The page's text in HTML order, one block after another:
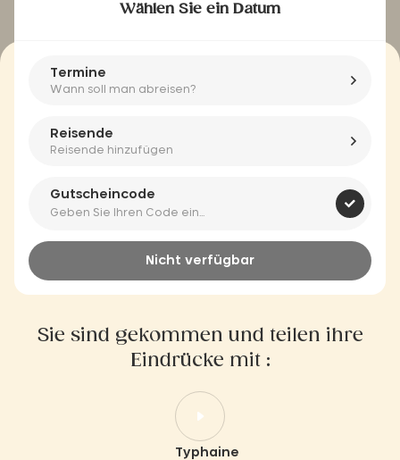
Wählen Sie ein Datum
Termine
Wann soll man abreisen?
Reisende
Reisende hinzufügen
Gutscheincode
Nicht verfügbar
Sie sind gekommen und teilen ihre
Eindrücke mit :
Typhaine